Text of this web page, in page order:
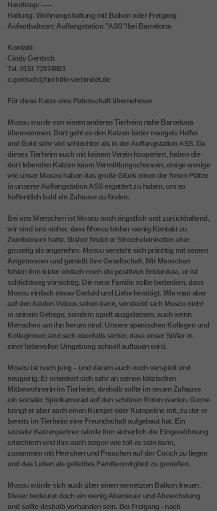
Handicap: -----
Haltung: Wohnungshaltung mit Balkon oder Freigang
Aufenthaltsort: Auffangstation "ASS"/bei Barcelona
Kontakt:
Cindy Gentsch
Tel. 0151 72974883
c.gentsch@tierhilfe-verbindet.de
Für diese Katze eine Patenschaft übernehmen
Moscu wurde von einem anderen Tierheim nahe Barcelona
übernommen. Dort geht es den Katzen leider mangels Helfer
und Geld sehr viel schlechter als in der Auffangstation ASS. Da
dieses Tierheim auch mit keinem Verein kooperiert, haben die
dort lebenden Katzen kaum Vermittlungschancen, einige wenige
wie unser Moscu haben das große Glück einen der freien Plätze
in unserer Auffangstation ASS ergattert zu haben, um so
hoffentlich bald ein Zuhause zu finden.
Bei uns Menschen ist Moscu noch ängstlich und zurückhaltend,
wir sind uns sicher, dass Moscu bisher wenig Kontakt zu
Zweibeinern hatte. Bisher findet er Streicheleinheiten eher
gruselig als angenehm. Moscu versteht sich prächtig mit seinen
Artgenossen und genießt ihre Gesellschaft. Mit Menschen
fehlen ihm leider einfach noch die positiven Erlebnisse, er ist
schlichtweg vorsichtig. Die neue Familie sollte bedenken, dass
Moscu einfach etwas Geduld und Liebe benötigt. Wie man aber
auf den beiden Videos sehen kann, versteckt sich Moscu nicht
in seinem Gehege, sondern spielt ausgelassen, auch wenn
Menschen um ihn herum sind. Unsere spanischen Kollegen und
Kolleginnen sind sich ebenfalls sicher, dass unser Süßer in
einer liebevollen Umgebung schnell auftauen wird.
Moscu ist noch jung – und darum auch noch verspielt und
neugierig. Er orientiert sich sehr an seinen kätzischen
Mitbewohnerin im Tierheim, deshalb sollte im neuen Zuhause
ein sozialer Spielkamerad auf den schönen Roten warten. Gerne
bringt er aber auch einen Kumpel oder Kumpeline mit, zu der er
bereits im Tierheim eine Freundschaft aufgebaut hat. Ein
sozialer Katzenpartner würde ihm sicherlich die Eingewöhnung
erleichtern und ihm auch zeigen wie toll es sein kann,
zusammen mit Herrchen und Frauchen auf der Couch zu liegen
und das Leben als geliebtes Familienmitglied zu genießen.
Moscu würde sich auch über einen vernetzten Balkon freuen.
Dieser bedeutet doch ein wenig Abenteuer und Abwechslung
und sollte deshalb vorhanden sein. Bei Freigang - nach